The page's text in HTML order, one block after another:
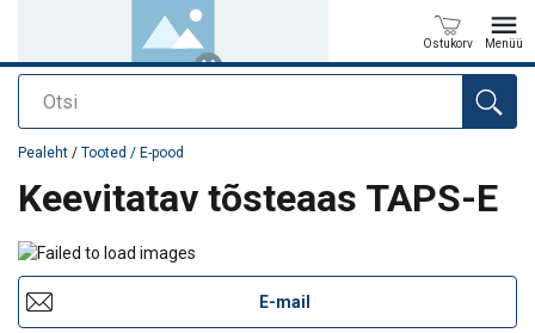
Otsi
Ostukorv Menüü
Toode on lisatud teie päringule
Pealeht / Tooted / E-pood
Keevitatav tõsteaas TAPS-E
E-mail